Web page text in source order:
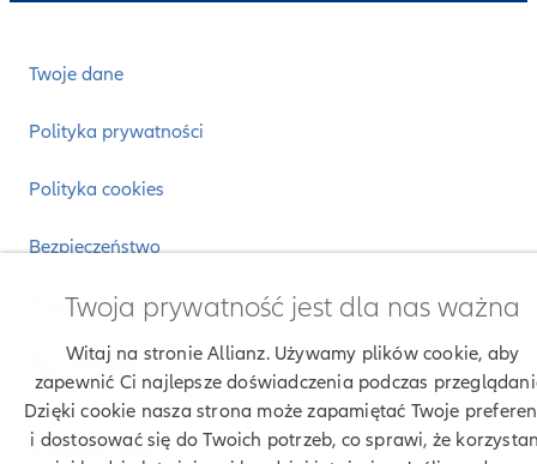
Twoje dane
Polityka prywatności
Polityka cookies
Bezpieczeństwo
Zastrzeżenia prawne
© Allianz 2026
Kontakt
Twoja prywatność jest dla nas ważna
Witaj na stronie Allianz. Używamy plików cookie, aby
zapewnić Ci najlepsze doświadczenia podczas
Dzięki cookie nasza strona może zapamiętać Twoje
i dostosować się do Twoich potrzeb, co sprawi, że